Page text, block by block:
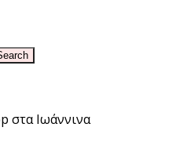
στα Ιωάννινα